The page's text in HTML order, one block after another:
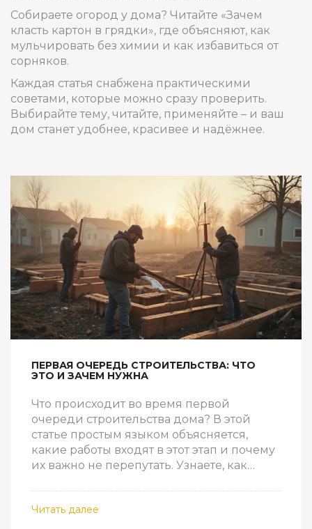
Собираете огород у дома? Читайте «Зачем
класть картон в грядки», где объясняют, как
мульчировать без химии и как избавиться от
сорняков.
Каждая статья снабжена практическими
советами, которые можно сразу проверить.
Выбирайте тему, читайте, применяйте – и ваш
дом станет удобнее, красивее и надёжнее.
ПЕРВАЯ ОЧЕРЕДЬ СТРОИТЕЛЬСТВА: ЧТО
ЭТО И ЗАЧЕМ НУЖНА
Что происходит во время первой
очереди строительства дома? В этой
статье простым языком объясняется,
какие работы входят в этот этап и почему
их важно не перепутать. Узнаете, как
чтобы не тратить лишних нервов и денег.
Привожу конкретные советы для тех, кто
Читать далее